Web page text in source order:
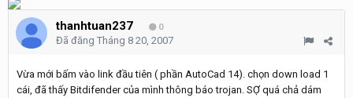
thanhtuan237 0
Đã đăng Tháng 8 20, 2007
Vừa mới bấm vào link đầu tiên ( phần AutoCad 14). chọn down load 1
cái, đã thấy Bitdifender của mình thông báo trojan. SỢ quá chả dám